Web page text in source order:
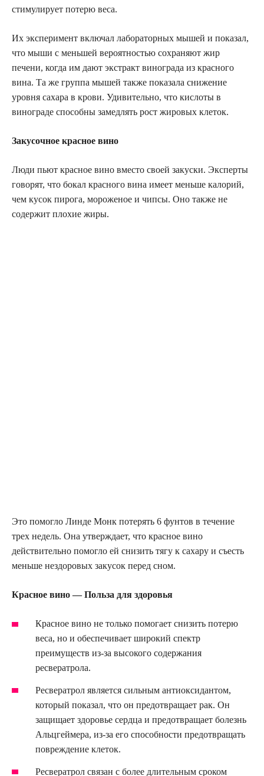
стимулирует потерю веса.
Их эксперимент включал лабораторных мышей и показал,
что мыши с меньшей вероятностью сохраняют жир
печени, когда им дают экстракт винограда из красного
вина. Та же группа мышей также показала снижение
уровня сахара в крови. Удивительно, что кислоты в
винограде способны замедлять рост жировых клеток.
Закусочное красное вино
Люди пьют красное вино вместо своей закуски. Эксперты
говорят, что бокал красного вина имеет меньше калорий,
чем кусок пирога, мороженое и чипсы. Оно также не
содержит плохие жиры.
Это помогло Линде Монк потерять 6 фунтов в течение
трех недель. Она утверждает, что красное вино
действительно помогло ей снизить тягу к сахару и съесть
меньше нездоровых закусок перед сном.
Красное вино — Польза для здоровья
Красное вино не только помогает снизить потерю
веса, но и обеспечивает широкий спектр
преимуществ из-за высокого содержания
ресвератрола.
Ресвератрол является сильным антиоксидантом,
который показал, что он предотвращает рак. Он
защищает здоровье сердца и предотвращает болезнь
Альцгеймера, из-за его способности предотвращать
повреждение клеток.
Ресвератрол связан с более длительным сроком